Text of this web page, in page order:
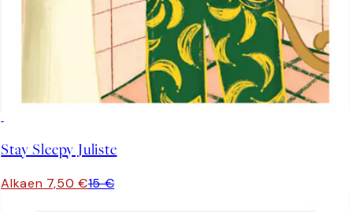
Stay Sleepy Juliste
Alkaen 7,50 €15 €